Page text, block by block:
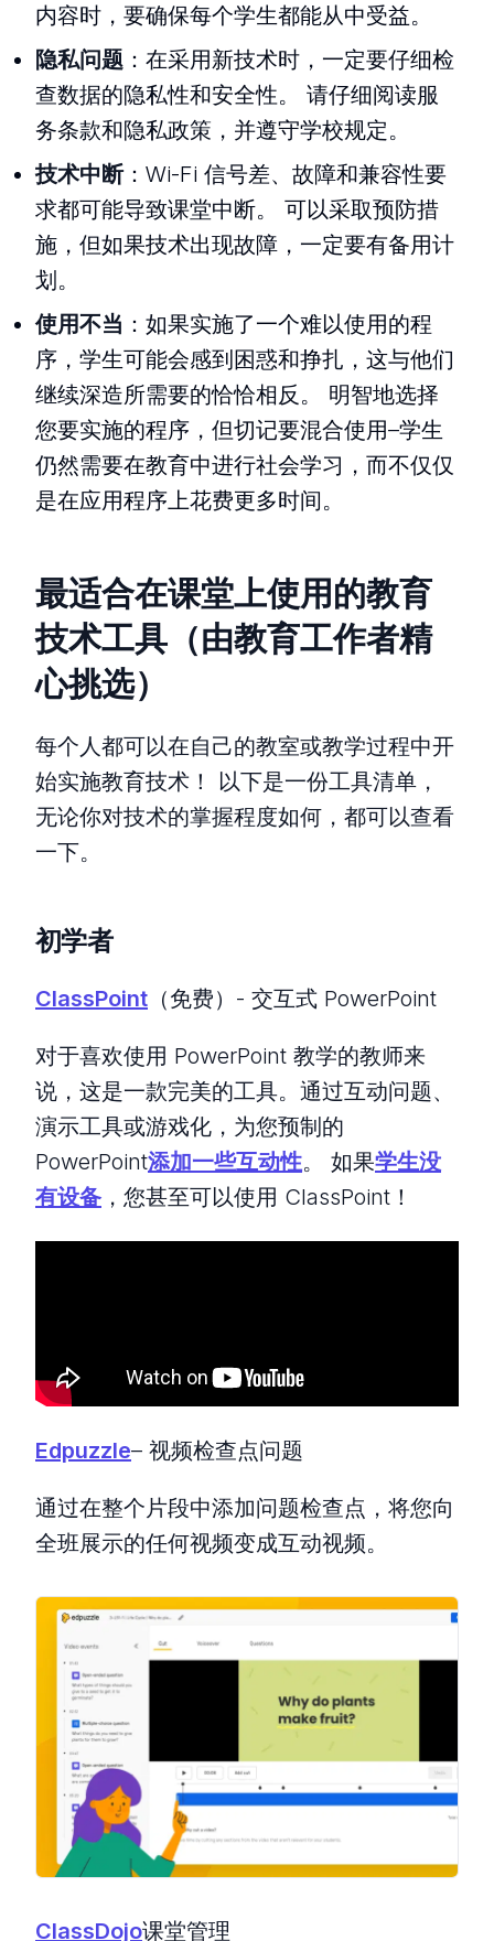
内容时，要确保每个学生都能从中受益。
隐私问题 ：在采用新技术时，一定要仔细检
查数据的隐私性和安全性。 请仔细阅读服
务条款和隐私政策，并遵守学校规定。
技术中断：Wi-Fi 信号差、故障和兼容性要
求都可能导致课堂中断。 可以采取预防措
施，但如果技术出现故障，一定要有备用计
划。
使用不当 ：如果实施了一个难以使用的程
序，学生可能会感到困惑和挣扎，这与他们
继续深造所需要的恰恰相反。 明智地选择
您要实施的程序，但切记要混合使用–学生
仍然需要在教育中进行社会学习，而不仅仅
是在应用程序上花费更多时间。
最适合在课堂上使用的教育
技术工具（由教育工作者精
心挑选）
每个人都可以在自己的教室或教学过程中开
始实施教育技术！ 以下是一份工具清单，
无论你对技术的掌握程度如何，都可以查看
一下。
初学者
ClassPoint （免费）- 交互式 PowerPoint
对于喜欢使用 PowerPoint 教学的教师来
说，这是一款完美的工具。通过互动问题、
演示工具或游戏化，为您预制的
PowerPoint添加一些互动性。 如果学生没
有设备 ，您甚至可以使用 ClassPoint！
Edpuzzle– 视频检查点问题
通过在整个片段中添加问题检查点，将您向
全班展示的任何视频变成互动视频。
ClassDojo课堂管理